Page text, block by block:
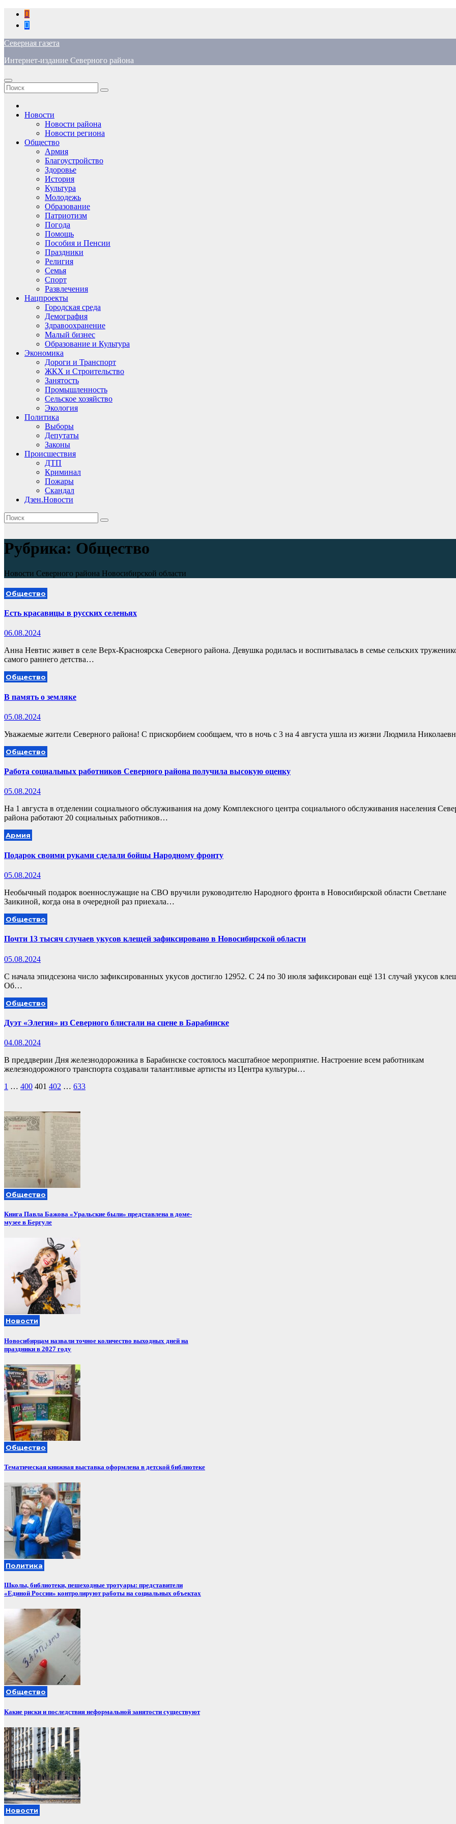
Перейти
содержимому
Северная газета
Интернет-издание Северного района
Новости
Новости района
Новости региона
Общество
Армия
Благоустройство
Здоровье
История
Культура
Молодежь
Образование
Патриотизм
Погода
Помощь
Пособия и Пенсии
Праздники
Религия
Семья
Спорт
Развлечения
Нацпроекты
Городская среда
Демография
Здравоохранение
Малый бизнес
Образование и Культура
Экономика
Дороги и Транспорт
ЖКХ и Строительство
Занятость
Промышленность
Сельское хозяйство
Экология
Политика
Выборы
Депутаты
Законы
Происшествия
ДТП
Криминал
Пожары
Скандал
Дзен.Новости
Рубрика: Общество
Новости Северного района Новосибирской области
Общество
Есть красавицы в русских селеньях
06.08.2024
Анна Невтис живет в селе Верх-Красноярска Северного района. Девушка родилась и воспитывалась в семье сельских
самого раннего детства…
Общество
В память о земляке
05.08.2024
Уважаемые жители Северного района! С прискорбием сообщаем, что в ночь с 3 на 4 августа ушла из жизни Людмила
Общество
Работа социальных работников Северного района получила высокую оценку
05.08.2024
На 1 августа в отделении социального обслуживания на дому Комплексного центра социального обслуживания населения
района работают 20 социальных работников…
Армия
Подарок своими руками сделали бойцы Народному фронту
05.08.2024
Необычный подарок военнослужащие на СВО вручили руководителю Народного фронта в Новосибирской области Светлане
Заикиной, когда она в очередной раз приехала…
Общество
Почти 13 тысяч случаев укусов клещей зафиксировано в Новосибирской области
05.08.2024
С начала эпидсезона число зафиксированных укусов достигло 12952. С 24 по 30 июля зафиксирован ещё 131 случай укусов
Об…
Общество
Дуэт «Элегия» из Северного блистали на сцене в Барабинске
04.08.2024
В преддверии Дня железнодорожника в Барабинске состоялось масштабное мероприятие. Настроение всем работникам
железнодорожного транспорта создавали талантливые артисты из Центра культуры…
Пагинация
1 … 400 401 402 … 633
Общество
Книга Павла Бажова «Уральские были» представлена в доме-
музее в Бергуле
Новости
Новосибирцам назвали точное количество выходных дней на
праздники в 2027 году
Общество
Тематическая книжная выставка оформлена в детской библиотеке
Политика
Школы, библиотеки, пешеходные тротуары: представители
«Единой России» контролируют работы на социальных объектах
Общество
Какие риски и последствия неформальной занятости существуют
Новости